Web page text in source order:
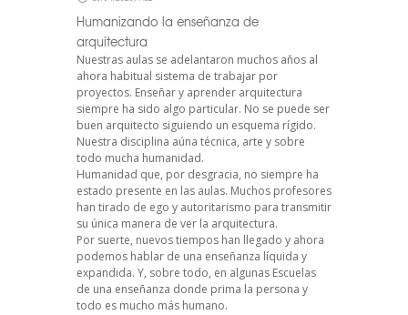
Humanizando la enseñanza de
arquitectura
Nuestras aulas se adelantaron muchos años al
ahora habitual sistema de trabajar por
proyectos. Enseñar y aprender arquitectura
siempre ha sido algo particular. No se puede ser
buen arquitecto siguiendo un esquema rígido.
Nuestra disciplina aúna técnica, arte y sobre
todo mucha humanidad.
Humanidad que, por desgracia, no siempre ha
estado presente en las aulas. Muchos profesores
han tirado de ego y autoritarismo para transmitir
su única manera de ver la arquitectura.
Por suerte, nuevos tiempos han llegado y ahora
podemos hablar de una enseñanza líquida y
expandida. Y, sobre todo, en algunas Escuelas
de una enseñanza donde prima la persona y
todo es mucho más humano.